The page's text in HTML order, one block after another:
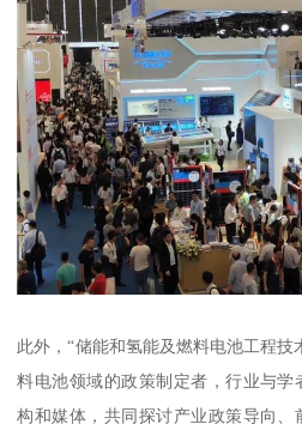
此外，“储能和氢能及燃料电池工程
料电池领域的政策制定者，行业与
构和媒体，共同探讨产业政策导向